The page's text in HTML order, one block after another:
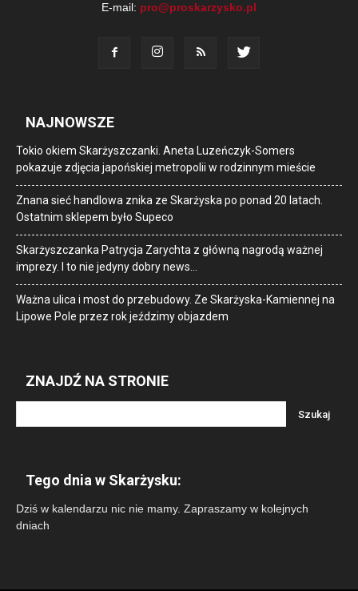
E-mail: pro@proskarzysko.pl
NAJNOWSZE
Tokio okiem Skarżyszczanki. Aneta Luzeńczyk-Somers
pokazuje zdjęcia japońskiej metropolii w rodzinnym mieście
Znana sieć handlowa znika ze Skarżyska po ponad 20 latach.
Ostatnim sklepem było Supeco
Skarżyszczanka Patrycja Zarychta z główną nagrodą ważnej
imprezy. I to nie jedyny dobry news…
Ważna ulica i most do przebudowy. Ze Skarżyska-Kamiennej na
Lipowe Pole przez rok jeździmy objazdem
ZNAJDŹ NA STRONIE
Tego dnia w Skarżysku:
Dziś w kalendarzu nic nie mamy. Zapraszamy w kolejnych
dniach